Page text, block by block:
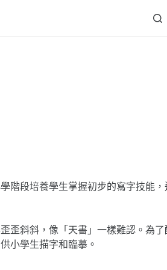
階段培養學生掌握初步的寫字技能，
歪斜斜，像「天書」一樣難認。為了
小學生描字和臨摹。